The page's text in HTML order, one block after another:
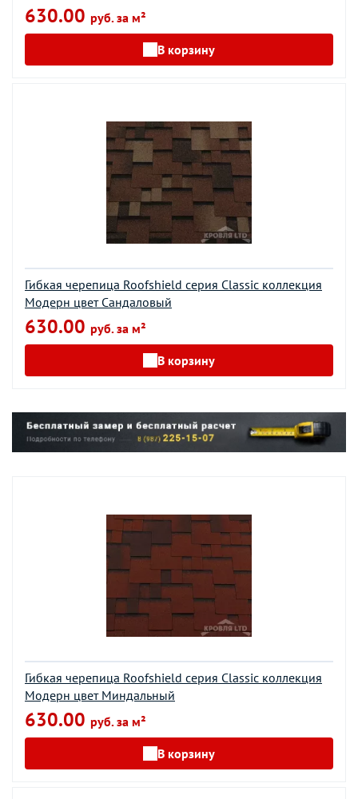
630.00 руб. за м²
В корзину
Гибкая черепица Roofshield серия Classic коллекция
Модерн цвет Сандаловый
630.00 руб. за м²
В корзину
Гибкая черепица Roofshield серия Classic коллекция
Модерн цвет Миндальный
630.00 руб. за м²
В корзину